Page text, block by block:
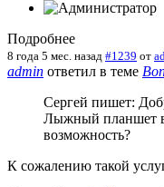
Подробнее
8 года 5 мес. назад #1239 от
admin ответил в теме
Сергей пишет:
Лыжный планшет
возможность?
К сожалению такой